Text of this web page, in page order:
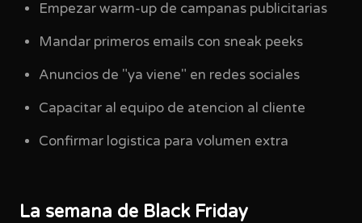
Empezar warm-up de campanas publicitarias
Mandar primeros emails con sneak peeks
Anuncios de "ya viene" en redes sociales
Capacitar al equipo de atencion al cliente
Confirmar logistica para volumen extra
La semana de Black Friday